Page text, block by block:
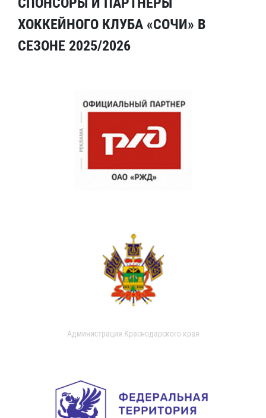
ХОККЕЙНОГО КЛУБА «СОЧИ» В
СЕЗОНЕ 2025/2026
Администрация Краснодарского края